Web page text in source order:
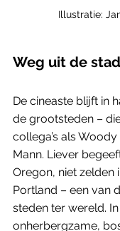
Illustratie:
Weg uit de stad
De cineaste blijft in
de grootsteden –
collega’s als
Mann. Liever
Oregon, niet zelden
Portland – een van
steden ter wereld.
onherbergzame,